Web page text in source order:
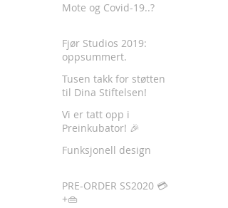
Mote og Covid-19..?
Fjør Studios 2019:
oppsummert.
Tusen takk for støtten
til Dina Stiftelsen!
Vi er tatt opp i
Preinkubator! 🎉
Funksjonell design
PRE-ORDER SS2020 💳
+👜